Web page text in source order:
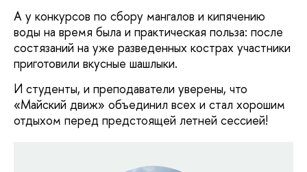
А у конкурсов по сбору мангалов и кипячению
воды на время была и практическая польза: после
состязаний на уже разведенных кострах участники
приготовили вкусные шашлыки.
И студенты, и преподаватели уверены, что
«Майский движ» объединил всех и стал хорошим
отдыхом перед предстоящей летней сессией!